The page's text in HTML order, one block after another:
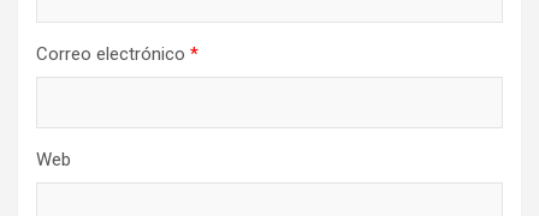
Correo electrónico *
Web